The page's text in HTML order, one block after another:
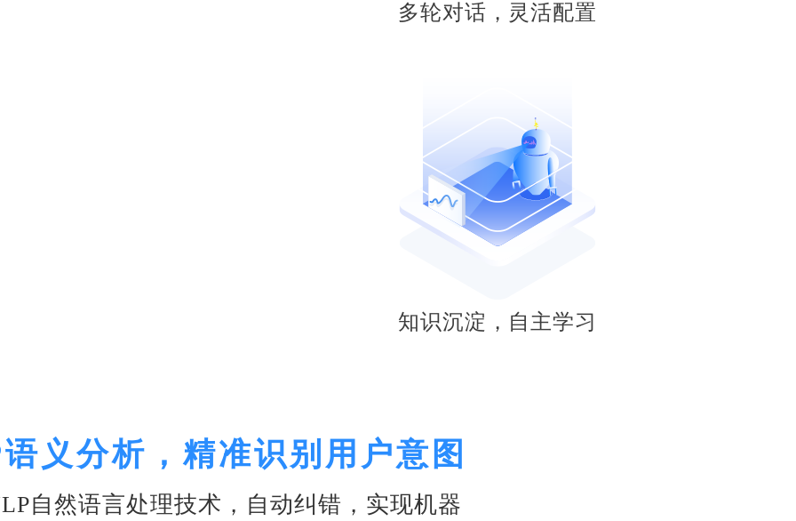
多轮对话，灵活配置
知识沉淀，自主学习
义分析，精准识别用户意图
自然语言处理技术，自动纠错，实现机器